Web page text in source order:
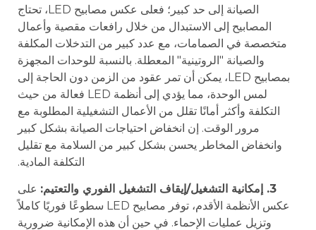
الصيانة إلى حد كبير؛ فعلى عكس مصابيح LED، تحتاج
المصابيح إلى الاستبدال من خلال رافعات مقصية وأعمال
متخصصة في الصمامات، مع عدد كبير من التدخلات المكلفة
والصيانة "الروتينية" المعطلة. بالنسبة للوحدات المجهزة
بمصابيح LED، يمكن أن تمر عقود من الزمن دون الحاجة إلى
لمس الوحدة، مما يؤدي إلى أنظمة LED فعالة من حيث
التكلفة وأكثر أمانًا تقلل من الأعمال التشغيلية المطلوبة مع
مرور الوقت. إن انخفاض احتياجات الصيانة بشكل كبير
وانخفاض المخاطر يحسن بشكل كبير من السلامة مع تقليل
التكلفة المادية.
3. إمكانية التشغيل/إيقاف التشغيل الفوري والتعتيم:
على
عكس الأنظمة الأقدم، توفر مصابيح LED سطوعًا فوريًا كاملاً
وتزيل عمليات الإحماء. في حين أن هذه الإمكانية ضرورية